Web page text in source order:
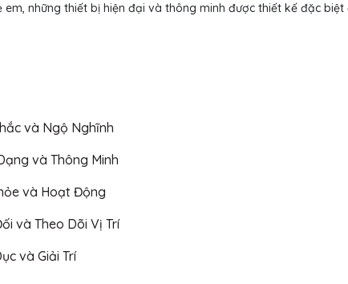
em, những thiết bị hiện đại và thông minh được thiết kế đặc
và Ngộ Nghĩnh
và Thông Minh
và Hoạt Động
và Theo Dõi Vị Trí
và Giải Trí